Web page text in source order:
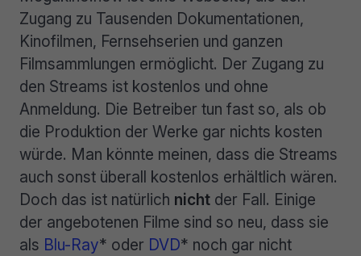
Zugang zu Tausenden Dokumentationen,
Kinofilmen, Fernsehserien und ganzen
Filmsammlungen ermöglicht. Der Zugang zu
den Streams ist kostenlos und ohne
Anmeldung. Die Betreiber tun fast so, als ob
die Produktion der Werke gar nichts kosten
würde. Man könnte meinen, dass die Streams
auch sonst überall kostenlos erhältlich wären.
Doch das ist natürlich nicht der Fall. Einige
der angebotenen Filme sind so neu, dass sie
als Blu-Ray* oder DVD* noch gar nicht